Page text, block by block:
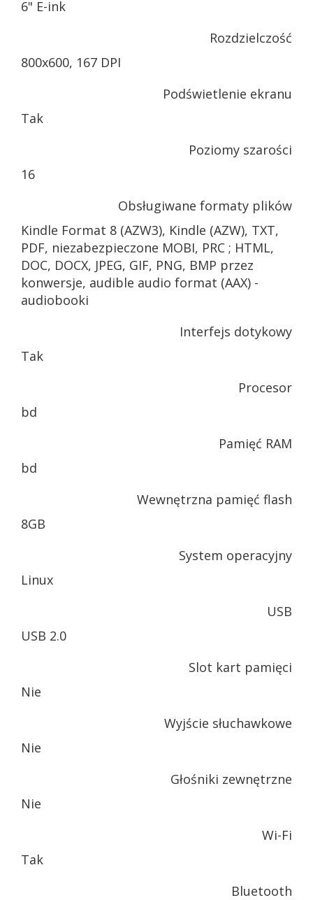
6" E-ink
Rozdzielczość
800x600, 167 DPI
Podświetlenie ekranu
Tak
Poziomy szarości
16
Obsługiwane formaty plików
Kindle Format 8 (AZW3), Kindle (AZW), TXT,
PDF, niezabezpieczone MOBI, PRC ; HTML,
DOC, DOCX, JPEG, GIF, PNG, BMP przez
konwersje, audible audio format (AAX) -
audiobooki
Interfejs dotykowy
Tak
Procesor
bd
Pamięć RAM
bd
Wewnętrzna pamięć flash
8GB
System operacyjny
Linux
USB
USB 2.0
Slot kart pamięci
Nie
Wyjście słuchawkowe
Nie
Głośniki zewnętrzne
Nie
Wi-Fi
Tak
Bluetooth